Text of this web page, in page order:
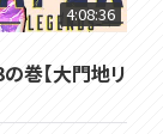
4:08:36
巻【大門地リ